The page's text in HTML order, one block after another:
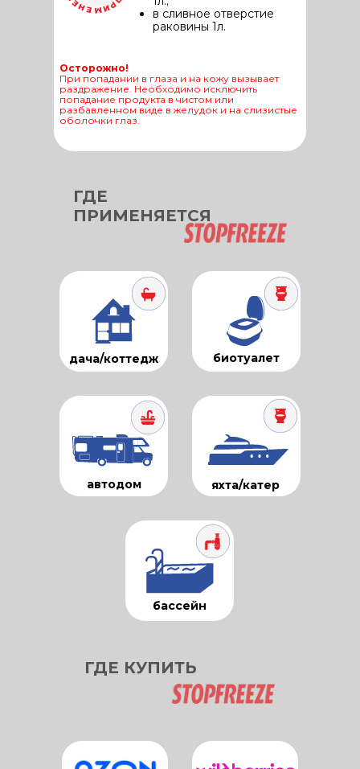
в сливное отверстие
раковины 1л.
Осторожно!
При попадании в глаза и на кожу вызывает
раздражение. Необходимо исключить
попадание продукта в чистом или
разбавленном виде в желудок и на слизистые
оболочки глаз.
ГДЕ
ПРИМЕНЯЕТСЯ
дача/коттедж биотуалет
автодом яхта/катер
бассейн
ГДЕ КУПИТЬ